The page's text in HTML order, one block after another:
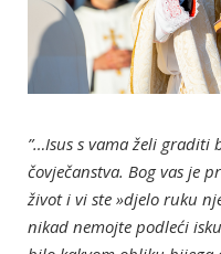
”…Isus s vama želi graditi
čovječanstva. Bog vas je
život i vi ste »djelo ruku
nikad nemojte podleći